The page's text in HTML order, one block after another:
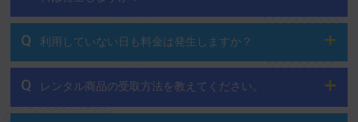
Q 利用していない日も料金は発生しますか？
Q レンタル商品の受取方法を教えてください。